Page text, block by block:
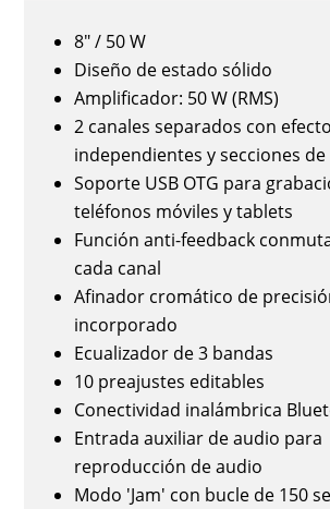
8" / 50 W
Diseño de estado sólido
Amplificador: 50 W (RMS)
2 canales separados con
independientes y secciones
Soporte USB OTG para
teléfonos móviles y tablets
Función anti-feedback
cada canal
Afinador cromático de
incorporado
Ecualizador de 3 bandas
10 preajustes editables
Conectividad inalámbrica
Entrada auxiliar de audio para
reproducción de audio
Modo 'Jam' con bucle de 150